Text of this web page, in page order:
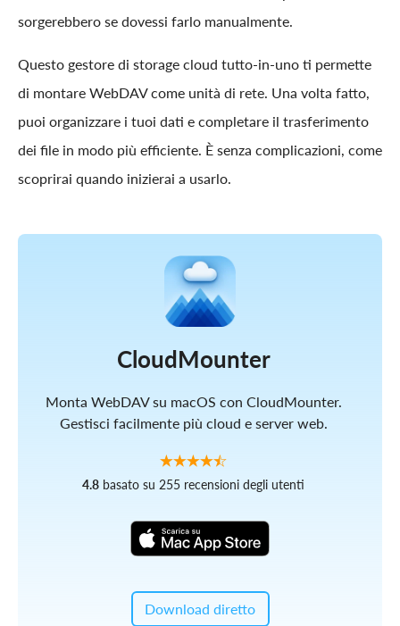
sorgerebbero se dovessi farlo manualmente.
Questo gestore di storage cloud tutto-in-uno ti permette
di montare WebDAV come unità di rete. Una volta fatto,
puoi organizzare i tuoi dati e completare il trasferimento
dei file in modo più efficiente. È senza complicazioni, come
scoprirai quando inizierai a usarlo.
CloudMounter
Monta WebDAV su macOS con CloudMounter.
Gestisci facilmente più cloud e server web.
4.8 basato su 255 recensioni degli utenti
Download diretto